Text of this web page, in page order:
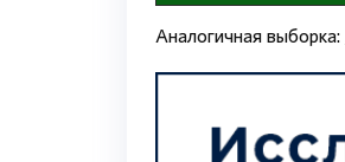
Аналогичная выборка: